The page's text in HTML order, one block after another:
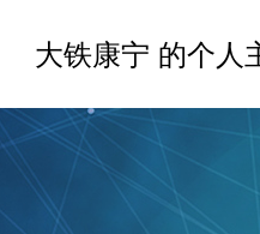
大铁康宁 的个人